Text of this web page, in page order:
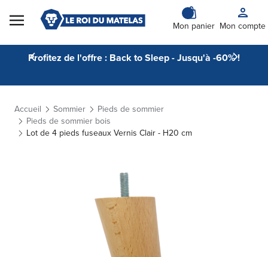
Skip to Content
Mon panier Mon compte
Profitez de l'offre : Back to Sleep - Jusqu'à -60% !
Accueil Sommier
Pieds de sommier
Pieds de sommier bois
Lot de 4 pieds fuseaux Vernis Clair - H20 cm